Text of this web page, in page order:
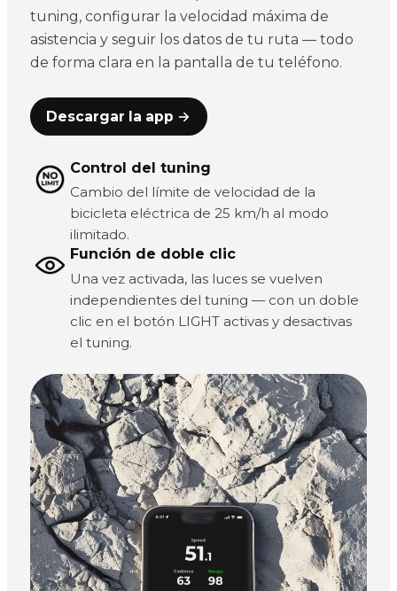
tuning, configurar la velocidad máxima de
asistencia y seguir los datos de tu ruta — todo
de forma clara en la pantalla de tu teléfono.
Descargar la app →
Control del tuning
Cambio del límite de velocidad de la
bicicleta eléctrica de 25 km/h al modo
ilimitado.
Función de doble clic
Una vez activada, las luces se vuelven
independientes del tuning — con un doble
clic en el botón LIGHT activas y desactivas
el tuning.